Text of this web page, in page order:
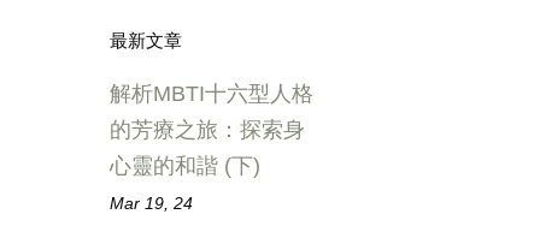
最新文章
解析MBTI十六型人格
的芳療之旅：探索身
心靈的和諧 (下)
Mar 19, 24